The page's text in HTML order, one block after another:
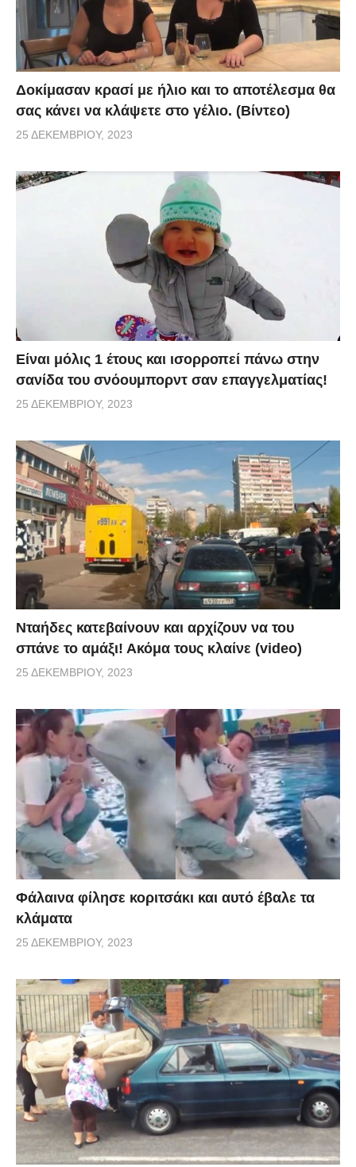
Δοκίμασαν κρασί με ήλιο και το αποτέλεσμα θα
σας κάνει να κλάψετε στο γέλιο. (Βίντεο)
25 ΔΕΚΕΜΒΡΊΟΥ, 2023
Είναι μόλις 1 έτους και ισορροπεί πάνω στην
σανίδα του σνόουμπορντ σαν επαγγελματίας!
25 ΔΕΚΕΜΒΡΊΟΥ, 2023
Νταήδες κατεβαίνουν και αρχίζουν να του
σπάνε το αμάξι! Ακόμα τους κλαίνε (video)
25 ΔΕΚΕΜΒΡΊΟΥ, 2023
Φάλαινα φίλησε κοριτσάκι και αυτό έβαλε τα
κλάματα
25 ΔΕΚΕΜΒΡΊΟΥ, 2023